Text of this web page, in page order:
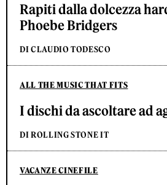
Rapiti dalla dolcezza
Phoebe Bridgers
DI CLAUDIO TODESCO
ALL THE MUSIC THAT FITS
I dischi da ascoltare ad
DI ROLLING STONE IT
VACANZE CINEFILE